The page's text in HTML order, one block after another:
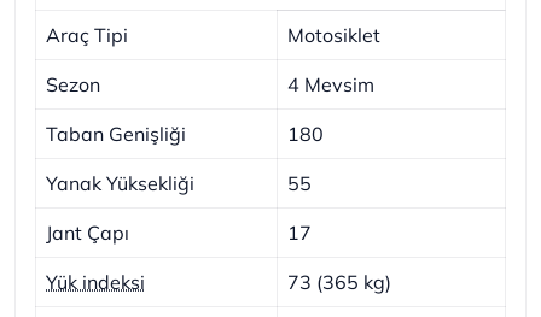
Araç Tipi Motosiklet
Sezon 4 Mevsim
Taban Genişliği 180
Yanak Yüksekliği 55
Jant Çapı 17
Yük indeksi 73 (365 kg)